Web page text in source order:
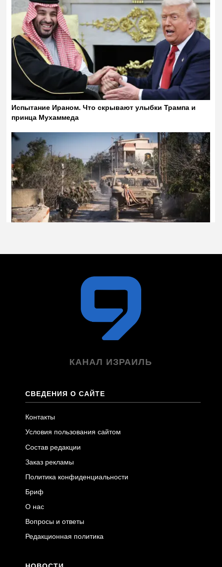
КАНАЛ ИЗРАИЛЬ
СВЕДЕНИЯ О САЙТЕ
Контакты
Условия пользования сайтом
Состав редакции
Заказ рекламы
Политика конфиденциальности
Бриф
О нас
Вопросы и ответы
Редакционная политика